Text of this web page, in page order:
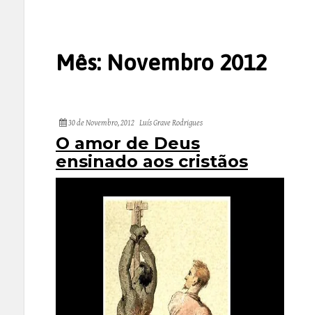
Mês: Novembro 2012
30 de Novembro, 2012 Luís Grave Rodrigues
O amor de Deus
ensinado aos cristãos